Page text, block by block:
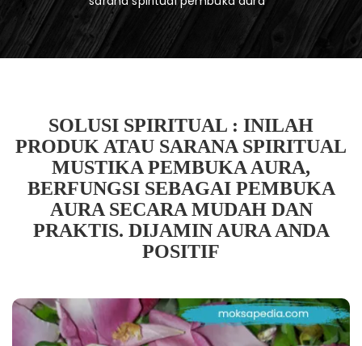
SOLUSI SPIRITUAL : INILAH
PRODUK ATAU SARANA SPIRITUAL
MUSTIKA PEMBUKA AURA,
BERFUNGSI SEBAGAI PEMBUKA
AURA SECARA MUDAH DAN
PRAKTIS. DIJAMIN AURA ANDA
POSITIF